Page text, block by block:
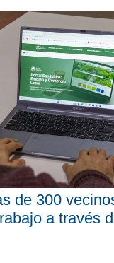
de 300
a través